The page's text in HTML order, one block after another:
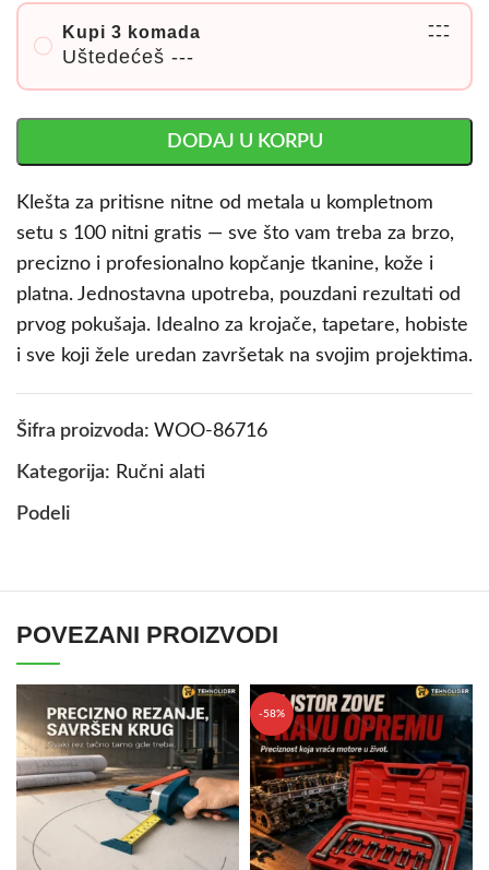
Kupi 3 komada
Uštedećeš ---
---
---
DODAJ U KORPU
Klešta za pritisne nitne od metala u kompletnom
setu s 100 nitni gratis — sve što vam treba za brzo,
precizno i profesionalno kopčanje tkanine, kože i
platna. Jednostavna upotreba, pouzdani rezultati od
prvog pokušaja. Idealno za krojače, tapetare, hobiste
i sve koji žele uredan završetak na svojim projektima.
Šifra proizvoda: WOO-86716
Kategorija: Ručni alati
Podeli
POVEZANI PROIZVODI
-58%